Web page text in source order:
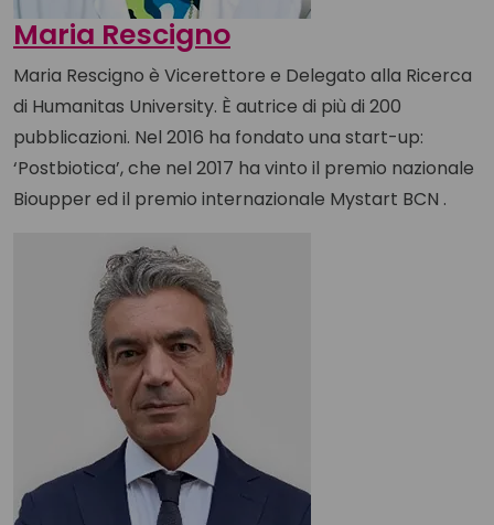
Maria Rescigno
Maria Rescigno è Vicerettore e Delegato alla Ricerca
di Humanitas University. È autrice di più di 200
pubblicazioni. Nel 2016 ha fondato una start-up:
‘Postbiotica’, che nel 2017 ha vinto il premio nazionale
Bioupper ed il premio internazionale Mystart BCN .